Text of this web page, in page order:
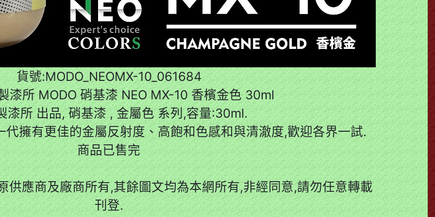
貨號:MODO_NEOMX-10_061684
漆所 MODO 硝基漆 NEO MX-10 香檳金色 30ml
漆所 出品, 硝基漆 , 金屬色 系列,容量:30ml.
代擁有更佳的金屬反射度、高飽和色感和與清澈度,歡迎各界一試.
商品已售完
供應商及廠商所有,其餘圖文均為本網所有,非經同意,請勿任意轉載
刊登.